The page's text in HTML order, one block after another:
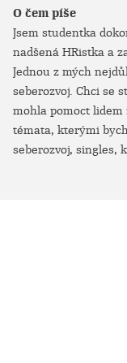
O čem píše
Jsem studentka
nadšená HRistka a
Jednou z mých
seberozvoj. Chci se
mohla pomoct
témata, kterými
seberozvoj, singles,